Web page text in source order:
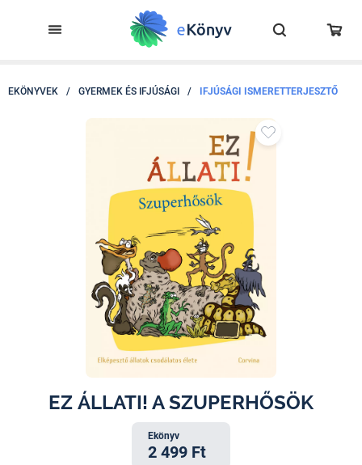
EKÖNYVEK / GYERMEK ÉS IFJÚSÁGI / IFJÚSÁGI ISMERETTERJESZTŐ
EZ ÁLLATI! A SZUPERHŐSÖK
Ekönyv
2 499 Ft